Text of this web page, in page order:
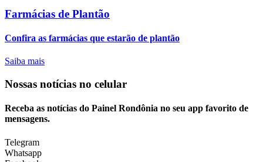
Farmácias de Plantão
Confira as farmácias que estarão de plantão
Saiba mais
Nossas notícias no celular
Receba as notícias do Painel Rondônia no seu app favorito de
mensagens.
Telegram
Whatsapp